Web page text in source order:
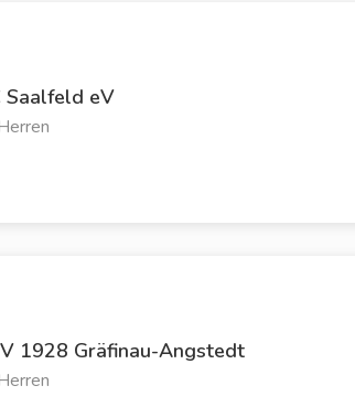
Saalfeld eV
1928 Gräfinau-Angstedt